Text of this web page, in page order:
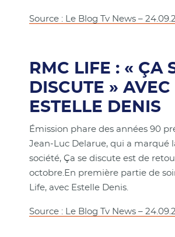
Source : Le Blog Tv News –
RMC LIFE : « ÇA
DISCUTE » AVEC
ESTELLE DENIS
Émission phare des années 90
Jean-Luc Delarue, qui a marqué
société, Ça se discute est de
octobre.En première partie de
Life, avec Estelle Denis.
Source : Le Blog Tv News –